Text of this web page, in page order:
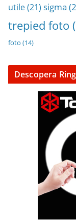
utile(21) sigma
trepied foto
foto (14)
Descopera Ring